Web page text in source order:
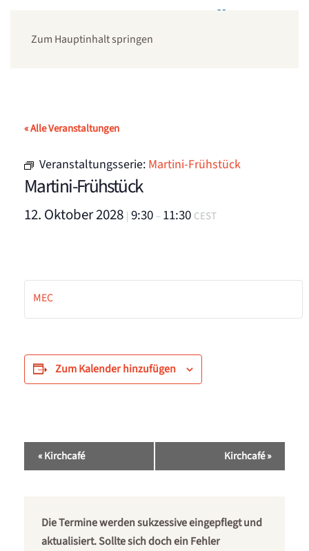
Zum Hauptinhalt springen
« Alle Veranstaltungen
Veranstaltungsserie: Martini-Frühstück
Martini-Frühstück
12. Oktober 2028 | 9:30 –11:30 CEST
MEC
Zum Kalender hinzufügen
Veranstaltung-
Navigation
«Kirchcafé Kirchcafé»
Die Termine werden sukzessive eingepflegt und
aktualisiert. Sollte sich doch ein Fehler